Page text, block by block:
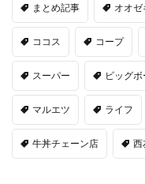
まとめ記事 オオゼ
ココス コープ
スーパー ビッグボ
マルエツ ライフ
牛丼チェーン店 西